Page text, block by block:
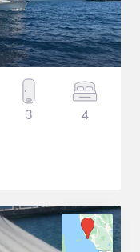
3 4